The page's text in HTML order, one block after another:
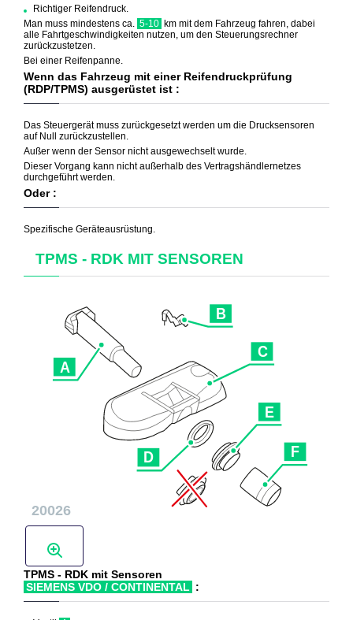
Richtiger Reifendruck.
Man muss mindestens ca. 5-10 km mit dem Fahrzeug fahren, dabei
alle Fahrtgeschwindigkeiten nutzen, um den Steuerungsrechner
zurückzustetzen.
Bei einer Reifenpanne.
Wenn das Fahrzeug mit einer Reifendruckprüfung
(RDP/TPMS) ausgerüstet ist :
Das Steuergerät muss zurückgesetzt werden um die Drucksensoren
auf Null zurückzustellen.
Außer wenn der Sensor nicht ausgewechselt wurde.
Dieser Vorgang kann nicht außerhalb des Vertragshändlernetzes
durchgeführt werden.
Oder :
Spezifische Geräteausrüstung.
TPMS - RDK MIT SENSOREN
TPMS - RDK mit Sensoren
SIEMENS VDO / CONTINENTAL :